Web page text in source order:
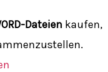
Dateien kaufen,